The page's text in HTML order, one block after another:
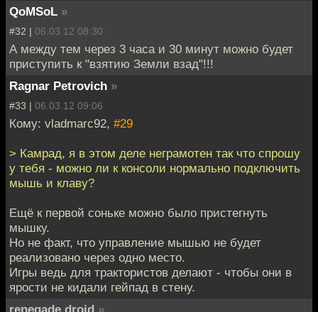
QoMSoL »
#32 | 06.03.12 08:30
А между тем через 3 часа и 30 минут можно будет
приступить к "взятию Земли взад"!!!
Ragnar Petrovich »
#33 | 06.03.12 09:06
Кому: vladmarc92, #29
> Камрад, я в этом деле неграмотен так что спрошу
у тебя - можно ли к консоли нормально подключить
мышь и клаву?
Ещё к первой соньке можно было пристегнуть
мышку.
Но не факт, что управление мышью не будет
реализовано через одно место.
Игры ведь для трактористов делают - чтобы они в
ярости не кидали гейпад в стену.